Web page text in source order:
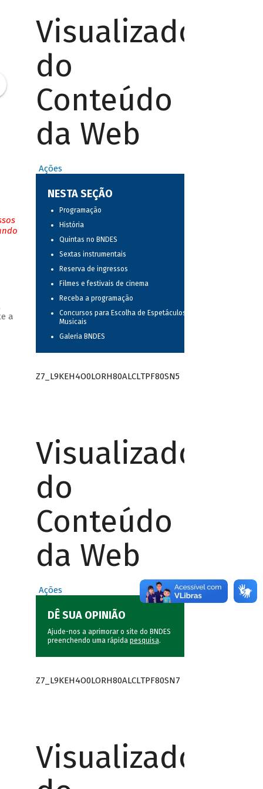
a
Visualizador
do
Conteúdo
da Web
Ações
NESTA SEÇÃO
Programação
História
Quintas no BNDES
Sextas instrumentais
Reserva de ingressos
Filmes e festivais de cinema
Receba a programação
Concursos para Escolha de Espetáculos
Musicais
Galeria BNDES
Z7_L9KEH4O0LORH80ALCLTPF80SN5
Visualizador
do
Conteúdo
da Web
Ações
DÊ SUA OPINIÃO
Ajude-nos a aprimorar o site do BNDES
preenchendo uma rápida pesquisa.
Z7_L9KEH4O0LORH80ALCLTPF80SN7
Visualizador